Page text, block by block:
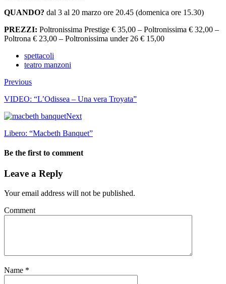
QUANDO? dal 3 al 20 marzo ore 20.45 (domenica ore 15.30)
PREZZI: Poltronissima Prestige € 35,00 – Poltronissima € 32,00 –
Poltrona € 23,00 – Poltronissima under 26 € 15,00
spettacoli
teatro manzoni
Previous
VIDEO: “L’Odissea – Una vera Troyata”
Next
Libero: “Macbeth Banquet”
Be the first to comment
Leave a Reply
Your email address will not be published.
Comment
Name *